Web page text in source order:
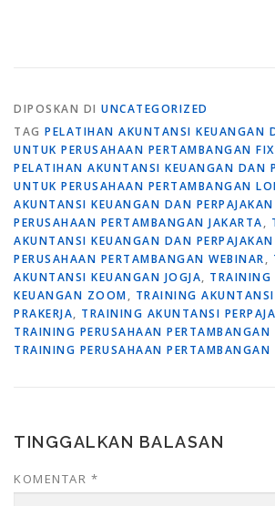
DIPOSKAN DI UNCATEGORIZED
TAG PELATIHAN AKUNTANSI KEUANGAN
UNTUK PERUSAHAAN PERTAMBANGAN
PELATIHAN AKUNTANSI KEUANGAN DAN
UNTUK PERUSAHAAN PERTAMBANGAN
AKUNTANSI KEUANGAN DAN
PERUSAHAAN PERTAMBANGAN JAKARTA,
AKUNTANSI KEUANGAN DAN
PERUSAHAAN PERTAMBANGAN WEBINAR,
AKUNTANSI KEUANGAN JOGJA,
KEUANGAN ZOOM, TRAINING AKUNTANSI
PRAKERJA, TRAINING AKUNTANSI
TRAINING PERUSAHAAN
TRAINING PERUSAHAAN
TINGGALKAN BALASAN
KOMENTAR *